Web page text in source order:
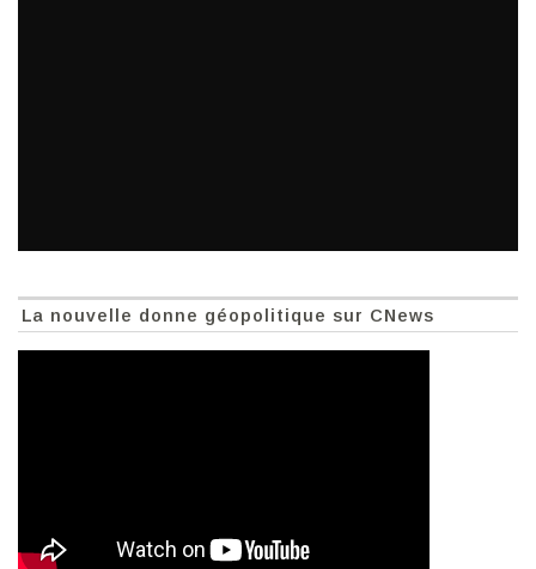
La nouvelle donne géopolitique sur CNews